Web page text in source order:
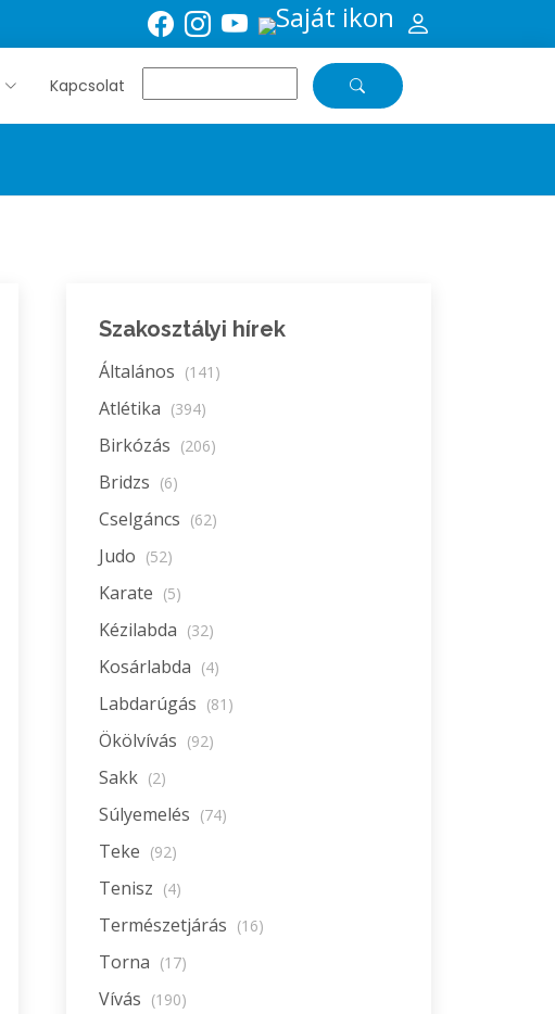
Kapcsolat
Szakosztályi hírek
Általános (141)
Atlétika (394)
Birkózás (206)
Bridzs (6)
Cselgáncs (62)
Judo (52)
Karate (5)
Kézilabda (32)
Kosárlabda (4)
Labdarúgás (81)
Ökölvívás (92)
Sakk (2)
Súlyemelés (74)
Teke (92)
Tenisz (4)
Természetjárás (16)
Torna (17)
Vívás (190)